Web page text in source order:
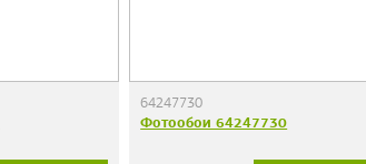
64247730
Фотообои 64247730